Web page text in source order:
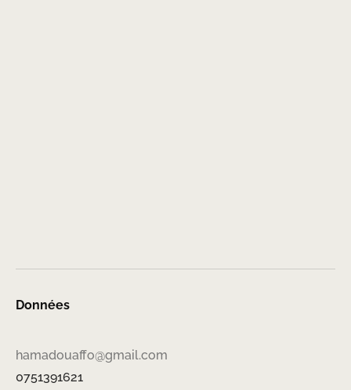
Données
hamadouaffo@gmail.com
0751391621